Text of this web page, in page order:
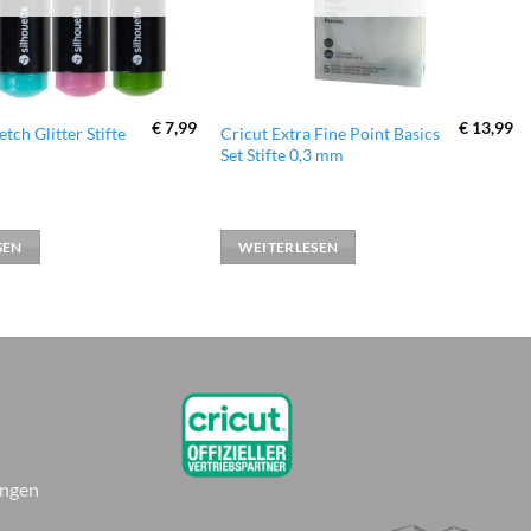
Glitter Stifte
€7,99
Cricut Extra Fine Point Basics
Set Stifte 0,3 mm
€ 13,99
WEITERLESEN